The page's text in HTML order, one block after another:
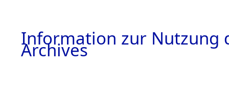
Information zur Nutzung
Archives